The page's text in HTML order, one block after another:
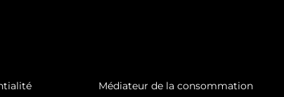
Médiateur de la consommation